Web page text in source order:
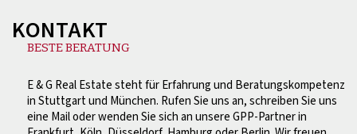
KONTAKT
BESTE BERATUNG
E & G Real Estate steht für Erfahrung und Beratungskompetenz
in Stuttgart und München. Rufen Sie uns an, schreiben Sie uns
eine Mail oder wenden Sie sich an unsere GPP-Partner in